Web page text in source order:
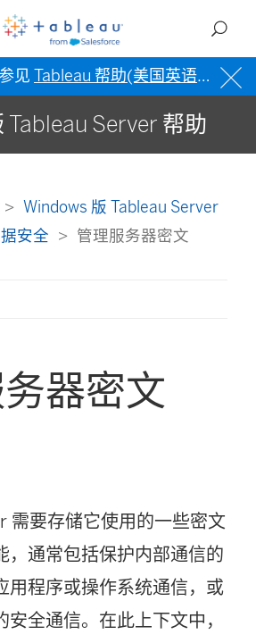
见 Tableau 帮助(美国英语) 。
Tableau Server 帮助
Windows 版 Tableau Server
安全 管理服务器密文
器密文
需要存储它使用的一些密文
，通常包括保护内部通信的
用程序或操作系统通信，或
安全通信。在此上下文中，